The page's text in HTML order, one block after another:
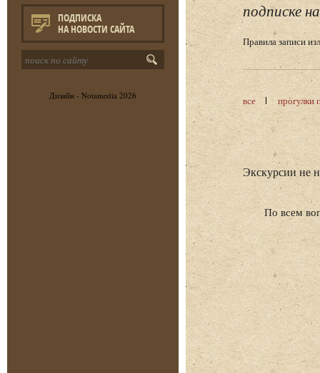
ПОДПИСКА
НА НОВОСТИ САЙТА
Дизайн - Notamedia 2026
подписке
Правила записи
все прогулки
Экскурсии не
По всем